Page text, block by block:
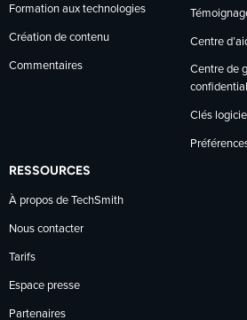
Formation aux technologies
Création de contenu
Commentaires
Centre
Centre de
Clés
RESSOURCES
À propos de TechSmith
Nous contacter
Tarifs
Espace presse
Partenaires